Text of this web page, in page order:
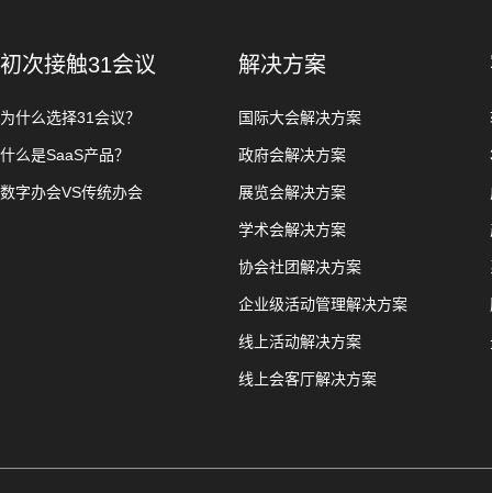
初次接触31会议
为什么选择31会议？
什么是SaaS产品？
数字办会VS传统办会
解决方案
国际大会解决方案
政府会解决方案
展览会解决方案
学术会解决方案
协会社团解决方案
企业级活动管理解决方案
线上活动解决方案
线上会客厅解决方案